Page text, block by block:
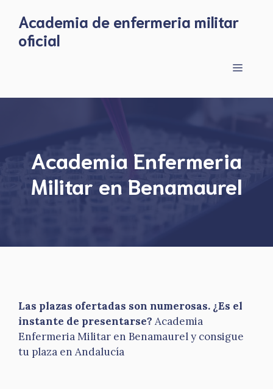
content
Academia de enfermeria militar
oficial
Menu
Academia Enfermeria
Militar en Benamaurel
Las plazas ofertadas son numerosas. ¿Es el
instante de presentarse? Academia
Enfermeria Militar en Benamaurel y consigue
tu plaza en Andalucía